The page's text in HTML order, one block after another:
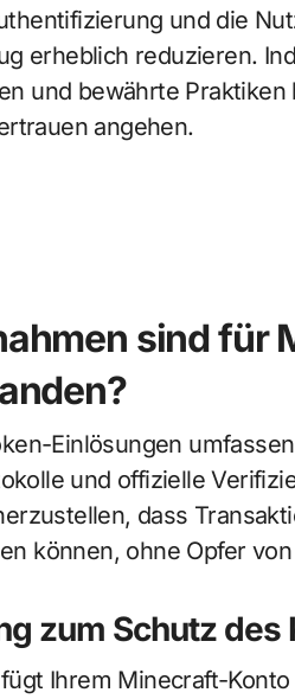
und die
erheblich reduzieren.
und bewährte Praktiken
angehen.
sind für
Einlösungen
und offizielle
dass
können, ohne Opfer
zum Schutz des
Ihrem Minecraft-